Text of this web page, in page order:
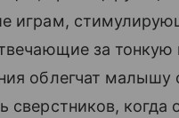
играм,
за
облегчат малышу
сверстников, когда